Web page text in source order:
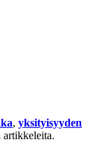
, yksityisyyden
artikkeleita.